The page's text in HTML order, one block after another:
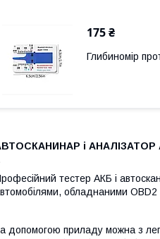
175 ₴
Глибиномір
і АНАЛІЗАТОР
тестер АКБ і
обладнаними OBD2
допомогою приладу можна з